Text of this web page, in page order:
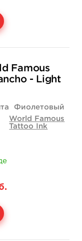
1 400 руб.
Famous
- Light
Фиолетовый
World Famous
Tattoo Ink